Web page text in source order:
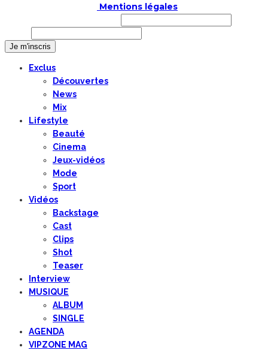
Mentions légales
Exclus
Découvertes
News
Mix
Lifestyle
Beauté
Cinema
Jeux-vidéos
Mode
Sport
Vidéos
Backstage
Cast
Clips
Shot
Teaser
Interview
MUSIQUE
ALBUM
SINGLE
AGENDA
VIPZONE MAG